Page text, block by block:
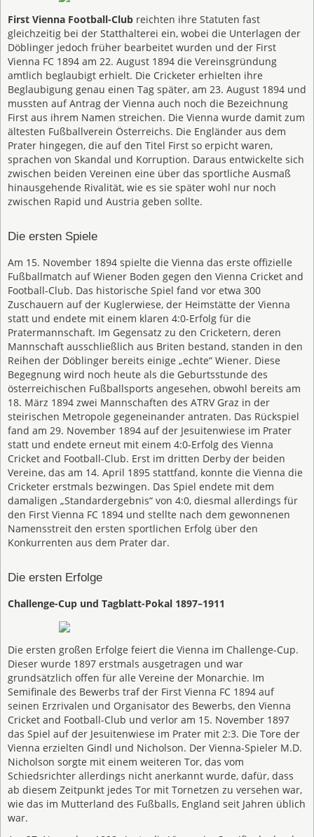
First Vienna Football-Club reichten ihre Statuten fast
gleichzeitig bei der Statthalterei ein, wobei die Unterlagen der
Döblinger jedoch früher bearbeitet wurden und der First
Vienna FC 1894 am 22. August 1894 die Vereinsgründung
amtlich beglaubigt erhielt. Die Cricketer erhielten ihre
Beglaubigung genau einen Tag später, am 23. August 1894 und
mussten auf Antrag der Vienna auch noch die Bezeichnung
First aus ihrem Namen streichen. Die Vienna wurde damit zum
ältesten Fußballverein Österreichs. Die Engländer aus dem
Prater hingegen, die auf den Titel First so erpicht waren,
sprachen von Skandal und Korruption. Daraus entwickelte sich
zwischen beiden Vereinen eine über das sportliche Ausmaß
hinausgehende Rivalität, wie es sie später wohl nur noch
zwischen Rapid und Austria geben sollte.
Die ersten Spiele
Am 15. November 1894 spielte die Vienna das erste offizielle
Fußballmatch auf Wiener Boden gegen den Vienna Cricket and
Football-Club. Das historische Spiel fand vor etwa 300
Zuschauern auf der Kuglerwiese, der Heimstätte der Vienna
statt und endete mit einem klaren 4:0-Erfolg für die
Pratermannschaft. Im Gegensatz zu den Cricketern, deren
Mannschaft ausschließlich aus Briten bestand, standen in den
Reihen der Döblinger bereits einige „echte“ Wiener. Diese
Begegnung wird noch heute als die Geburtsstunde des
österreichischen Fußballsports angesehen, obwohl bereits am
18. März 1894 zwei Mannschaften des ATRV Graz in der
steirischen Metropole gegeneinander antraten. Das Rückspiel
fand am 29. November 1894 auf der Jesuitenwiese im Prater
statt und endete erneut mit einem 4:0-Erfolg des Vienna
Cricket and Football-Club. Erst im dritten Derby der beiden
Vereine, das am 14. April 1895 stattfand, konnte die Vienna die
Cricketer erstmals bezwingen. Das Spiel endete mit dem
damaligen „Standardergebnis“ von 4:0, diesmal allerdings für
den First Vienna FC 1894 und stellte nach dem gewonnenen
Namensstreit den ersten sportlichen Erfolg über den
Konkurrenten aus dem Prater dar.
Die ersten Erfolge
Challenge-Cup und Tagblatt-Pokal 1897–1911
Die ersten großen Erfolge feiert die Vienna im Challenge-Cup.
Dieser wurde 1897 erstmals ausgetragen und war
grundsätzlich offen für alle Vereine der Monarchie. Im
Semifinale des Bewerbs traf der First Vienna FC 1894 auf
seinen Erzrivalen und Organisator des Bewerbs, den Vienna
Cricket and Football-Club und verlor am 15. November 1897
das Spiel auf der Jesuitenwiese im Prater mit 2:3. Die Tore der
Vienna erzielten Gindl und Nicholson. Der Vienna-Spieler M.D.
Nicholson sorgte mit einem weiteren Tor, das vom
Schiedsrichter allerdings nicht anerkannt wurde, dafür, dass
ab diesem Zeitpunkt jedes Tor mit Tornetzen zu versehen war,
wie das im Mutterland des Fußballs, England seit Jahren üblich
war.